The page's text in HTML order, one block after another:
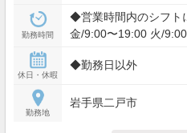
勤務時間
◆営業時間内のシフト
金/9:00〜19:00 火/
休日・休暇
◆勤務日以外
勤務地
岩手県二戸市